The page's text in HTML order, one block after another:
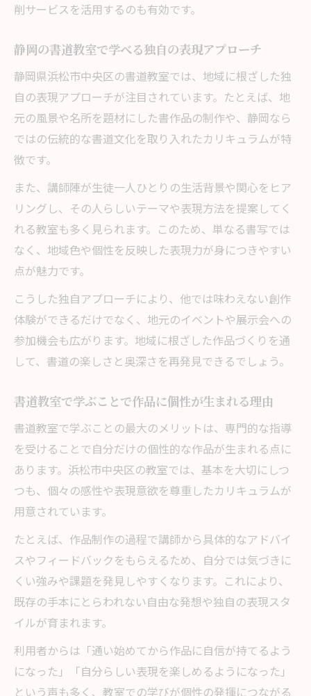
削サービスを活用するのも有効です。
静岡の書道教室で学べる独自の表現アプローチ
静岡県浜松市中央区の書道教室では、地域に根ざした独
自の表現アプローチが注目されています。たとえば、地
元の風景や名所を題材にした書作品の制作や、静岡なら
ではの伝統的な書道文化を取り入れたカリキュラムが特
徴です。
また、講師陣が生徒一人ひとりの生活背景や関心をヒア
リングし、その人らしいテーマや表現方法を提案してく
れる教室も多く見られます。このため、単なる書写では
なく、地域色や個性を反映した表現力が身につきやすい
点が魅力です。
こうした独自アプローチにより、他では味わえない創作
体験ができるだけでなく、地元のイベントや展示会への
参加機会も広がります。地域に根ざした作品づくりを通
して、書道の楽しさと奥深さを再発見できるでしょう。
書道教室で学ぶことで作品に個性が生まれる理由
書道教室で学ぶことの最大のメリットは、専門的な指導
を受けることで自分だけの個性的な作品が生まれる点に
あります。浜松市中央区の教室では、基本を大切にしつ
つも、個々の感性や表現意欲を尊重したカリキュラムが
用意されています。
たとえば、作品制作の過程で講師から具体的なアドバイ
スやフィードバックをもらえるため、自分では気づきに
くい強みや課題を発見しやすくなります。これにより、
既存の手本にとらわれない自由な発想や独自の表現スタ
イルが育まれます。
利用者からは「通い始めてから作品に自信が持てるよう
になった」「自分らしい表現を楽しめるようになった」
という声も多く、教室での学びが個性の発揮につながる